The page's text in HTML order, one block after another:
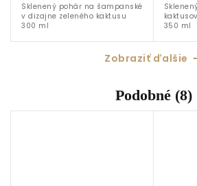
Sklenený pohár na šampanské
v dizajne zeleného kaktusu
300 ml
350 ml
Zobraziť ďalšie
Podobné (8)